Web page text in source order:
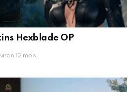
Hexblade OP
12 mois